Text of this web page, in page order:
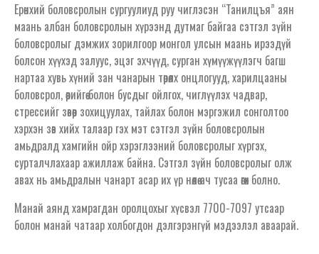
Ерөнхий боловсролын сургуулиуд руу чиглэсэн “Танилцъя” аян
маань албан боловсролын хүрээнд дутмаг байгаа сэтгэл зүйн
боловсролыг дэмжих зорилгоор монгол улсын маань ирээдүй
болсон хүүхэд залуус, эцэг эхчүүд, сурган хүмүүжүүлэгч багш
нартаа хувь хүний зан чанарын төрөлх онцлогууд, харилцааны
боловсрол, өөрийгөө болон бусдыг ойлгох, чиглүүлэх чадвар,
стрессийг зөвөөр зохицуулах, тайлах болон мэргэжил сонголтоо
хэрхэн зөв хийх талаар гэх мэт сэтгэл зүйн боловсролын
амьдралд хамгийн ойр хэрэглээний боловсролыг хүргэх,
сурталчлахаар ажиллаж байна. Сэтгэл зүйн боловсролыг олж
авах нь амьдралын чанарт асар их үр нөлөө ач тусаа өгөх болно.
Манай аянд хамрагдан оролцохыг хүсвэл 7700-7097 утсаар
болон манай чатаар холбогдон дэлгэрэнгүй мэдээлэл аваарай.